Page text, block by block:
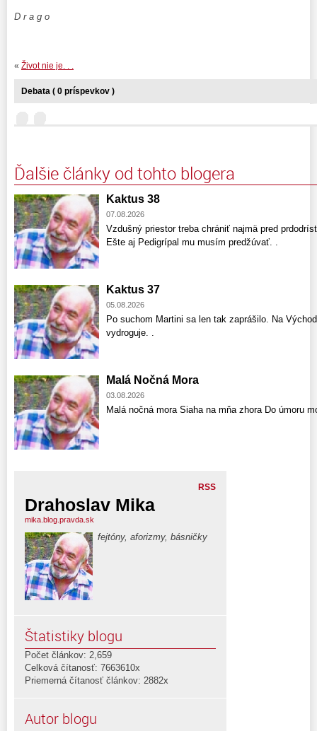
D r a g o
« Život nie je. . .
Debata ( 0 príspevkov )
Ďalšie články od tohto blogera
Kaktus 38
07.08.2026
Vzdušný priestor treba chrániť najmä pred
Ešte aj Pedigrípal mu musím predžúvať. .
Kaktus 37
05.08.2026
Po suchom Martini sa len tak zaprášilo. Na
vydroguje. .
Malá Nočná Mora
03.08.2026
Malá nočná mora Siaha na mňa zhora Do úmoru
RSS
Drahoslav Mika
mika.blog.pravda.sk
fejtóny, aforizmy, básničky
Štatistiky blogu
Počet článkov: 2,659
Celková čítanosť: 7663610x
Priemerná čítanosť článkov: 2882x
Autor blogu